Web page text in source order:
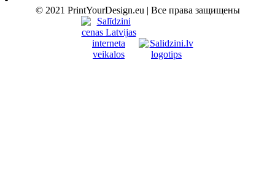
© 2021 PrintYourDesign.eu | Все права защищены